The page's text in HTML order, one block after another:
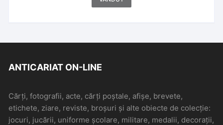
ANTICARIAT ON-LINE
Cărți, fotografii, acte, cărți poștale, afișe, brevete,
etichete, ziare, reviste, broșuri și alte obiecte de colecție:
jocuri, jucării, uniforme școlare, militare, medalii, decorații,